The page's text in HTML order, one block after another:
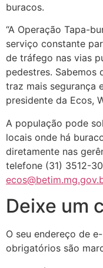
buracos.
“A Operação Tapa-
serviço constante
de tráfego nas vias
pedestres. Sabemos
traz mais segurança
presidente da Ecos,
A população pode
locais onde há
diretamente nas
telefone (31) 3512-
Deixe um
O seu endereço de
obrigatórios são